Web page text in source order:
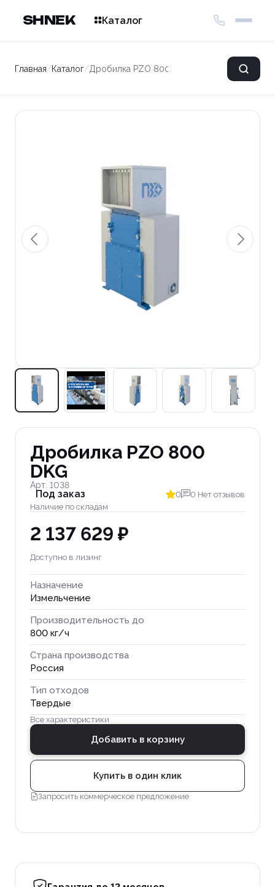
SHNEK Каталог
Главная/Каталог/Дробилка PZO 800 DKG
Дробилка PZO 800
DKG
Арт. 1038
Под заказ
Наличие по складам
0 0 Нет отзывов
2 137 629 ₽
Доступно в лизинг
Назначение
Измельчение
Производительность до
800 кг/ч
Страна производства
Россия
Тип отходов
Твердые
Все характеристики
Добавить в корзину
Купить в один клик
Запросить коммерческое предложение